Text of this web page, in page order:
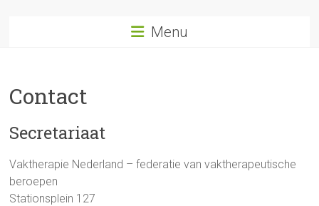
Nederlandse
Vereniging
Psychomotorische
Kindertherapie
Menu
Contact
Secretariaat
Vaktherapie Nederland – federatie van vaktherapeutische
beroepen
Stationsplein 127